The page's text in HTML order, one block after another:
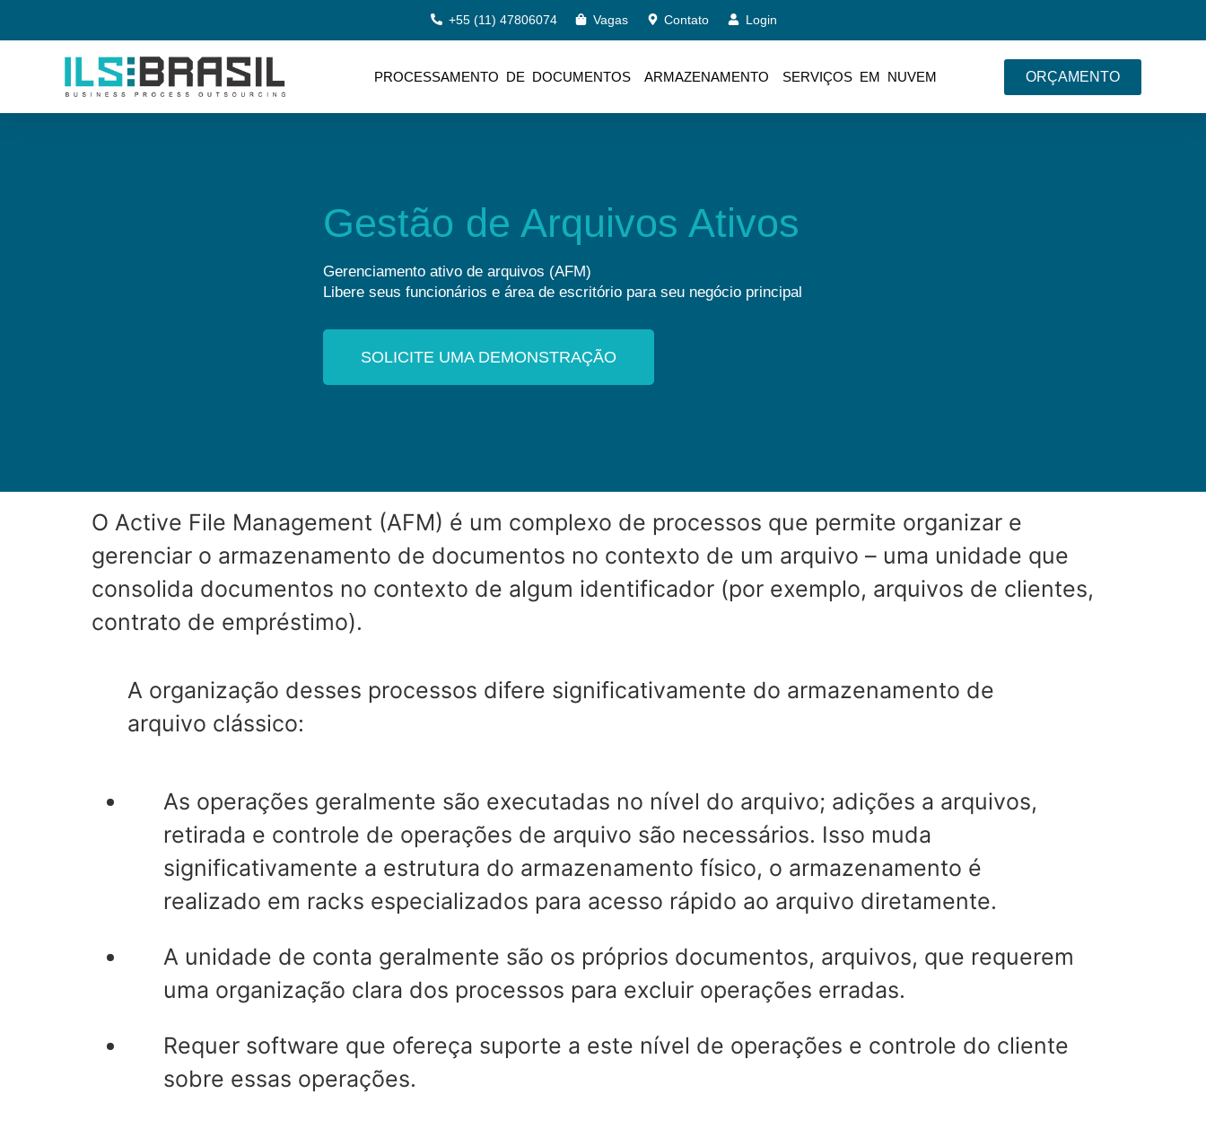
+55 (11) 47806074 Vagas Contato Login
PROCESSAMENTO DE DOCUMENTOS ARMAZENAMENTO SERVIÇOS EM NUVEM ORÇAMENTO
Gestão de Arquivos Ativos
Gerenciamento ativo de arquivos (AFM)
Libere seus funcionários e área de escritório para seu negócio principal
SOLICITE UMA DEMONSTRAÇÃO
O Active File Management (AFM) é um complexo de processos que permite organizar e
gerenciar o armazenamento de documentos no contexto de um arquivo – uma unidade que
consolida documentos no contexto de algum identificador (por exemplo, arquivos de clientes,
contrato de empréstimo).
A organização desses processos difere significativamente do armazenamento de
arquivo clássico:
As operações geralmente são executadas no nível do arquivo; adições a arquivos,
retirada e controle de operações de arquivo são necessários. Isso muda
significativamente a estrutura do armazenamento físico, o armazenamento é
realizado em racks especializados para acesso rápido ao arquivo diretamente.
A unidade de conta geralmente são os próprios documentos, arquivos, que requerem
uma organização clara dos processos para excluir operações erradas.
Requer software que ofereça suporte a este nível de operações e controle do cliente
sobre essas operações.